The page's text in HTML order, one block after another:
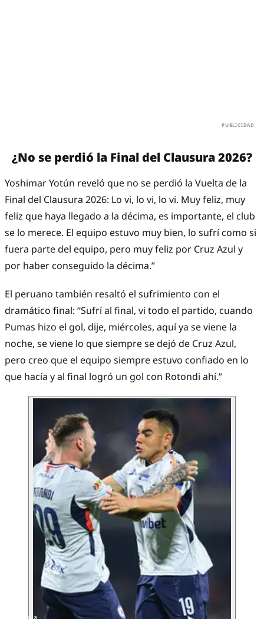
¿No se perdió la Final del Clausura 2026?
Yoshimar Yotún reveló que no se perdió la Vuelta de la
Final del Clausura 2026: Lo vi, lo vi, lo vi. Muy feliz, muy
feliz que haya llegado a la décima, es importante, el club
se lo merece. El equipo estuvo muy bien, lo sufrí como si
fuera parte del equipo, pero muy feliz por Cruz Azul y
por haber conseguido la décima.”
El peruano también resaltó el sufrimiento con el
dramático final: “Sufrí al final, vi todo el partido, cuando
Pumas hizo el gol, dije, miércoles, aquí ya se viene la
noche, se viene lo que siempre se dejó de Cruz Azul,
pero creo que el equipo siempre estuvo confiado en lo
que hacía y al final logró un gol con Rotondi ahí.”